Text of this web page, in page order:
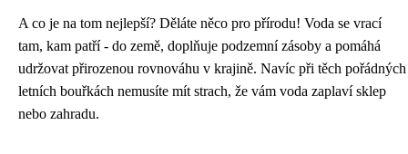
A co je na tom nejlepší? Děláte něco pro přírodu! Voda se vrací
tam, kam patří - do země, doplňuje podzemní zásoby a pomáhá
udržovat přirozenou rovnováhu v krajině. Navíc při těch pořádných
letních bouřkách nemusíte mít strach, že vám voda zaplaví sklep
nebo zahradu.